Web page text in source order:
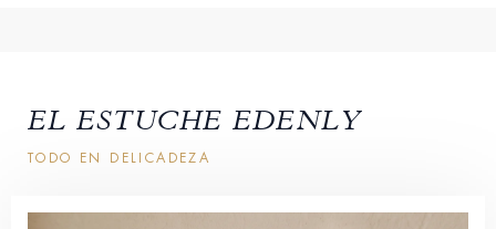
EL ESTUCHE EDENLY
TODO EN DELICADEZA